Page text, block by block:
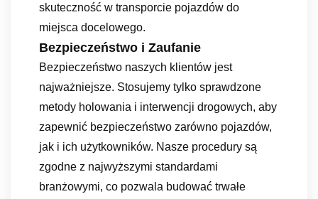
skuteczność w transporcie pojazdów do
miejsca docelowego.
Bezpieczeństwo i Zaufanie
Bezpieczeństwo naszych klientów jest
najważniejsze. Stosujemy tylko sprawdzone
metody holowania i interwencji drogowych, aby
zapewnić bezpieczeństwo zarówno pojazdów,
jak i ich użytkowników. Nasze procedury są
zgodne z najwyższymi standardami
branżowymi, co pozwala budować trwałe